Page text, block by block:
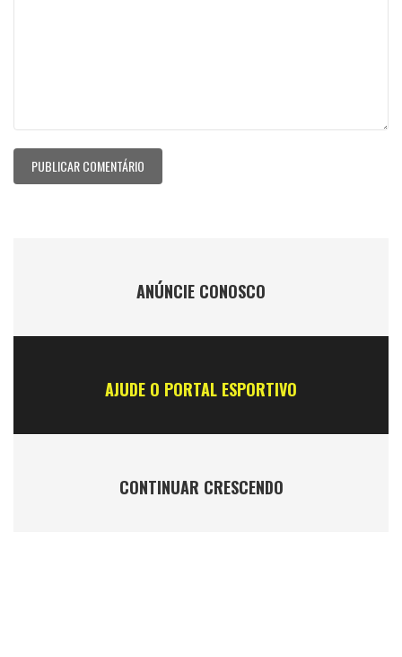
ANÚNCIE CONOSCO
AJUDE O PORTAL ESPORTIVO
CONTINUAR CRESCENDO